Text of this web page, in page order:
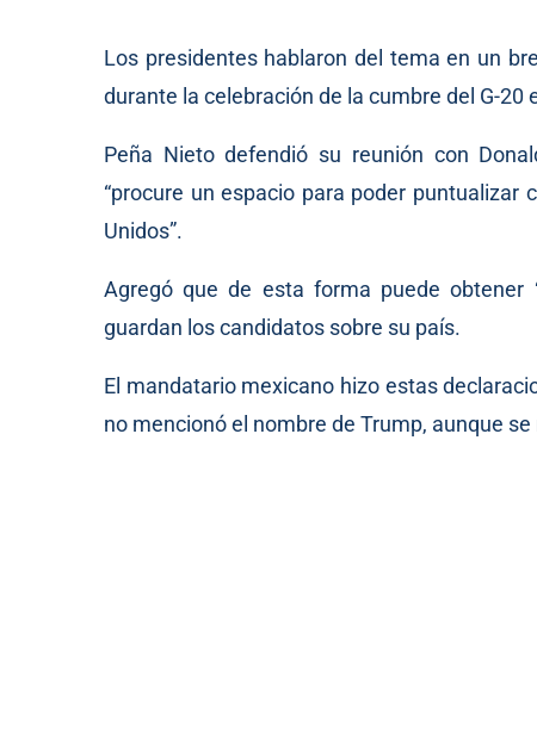
Los presidentes hablaron del tema en un
durante la celebración de la cumbre del G-20
Peña Nieto defendió su reunión con
“procure un espacio para poder
Unidos”.
Agregó que de esta forma puede obtener
guardan los candidatos sobre su país.
El mandatario mexicano hizo estas
no mencionó el nombre de Trump, aunque